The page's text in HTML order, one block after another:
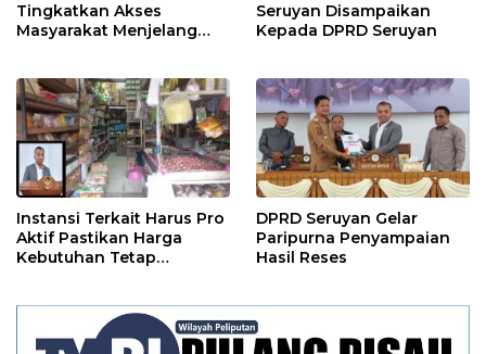
Tingkatkan Akses
Masyarakat Menjelang
Seruyan Disampaikan
Kepada DPRD Seruyan
Instansi Terkait Harus Pro
Aktif Pastikan Harga
Kebutuhan Tetap
DPRD Seruyan Gelar
Paripurna Penyampaian
Hasil Reses